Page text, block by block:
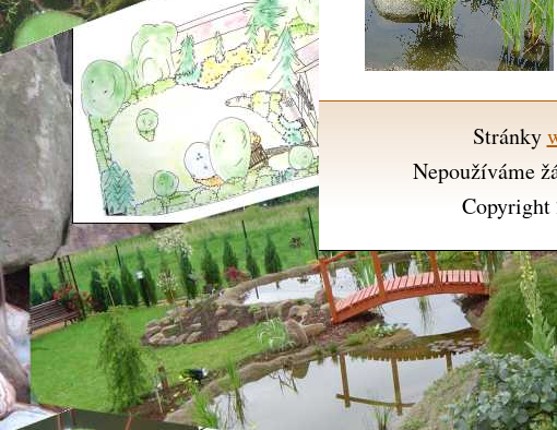
Stránky
Nepoužíváme